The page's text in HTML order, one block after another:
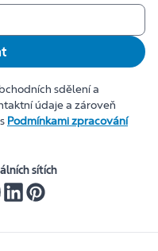
sdělení a
údaje a zároveň
Podmínkami zpracování
sítích